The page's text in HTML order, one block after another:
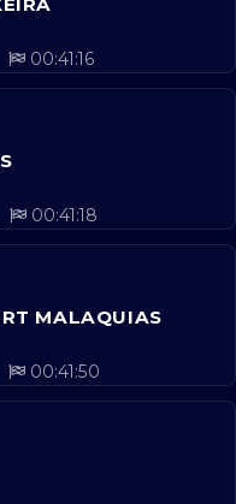
00:41:16
00:41:18
MALAQUIAS
00:41:50